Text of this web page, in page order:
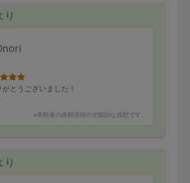
り
とうございました！
※依頼者の依頼当時の主観的な感想です。
り